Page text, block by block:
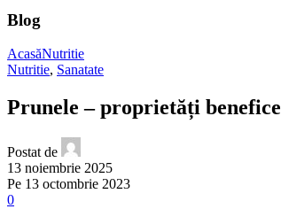
Blog
AcasăNutritie
Nutritie, Sanatate
Prunele – proprietăți benefice
Postat de
13 noiembrie 2025
Pe 13 octombrie 2023
0